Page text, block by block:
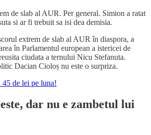
de slab al AUR. Per general. Simion a ratat
si ar fi trebuit sa isi dea demisia.
extrem de slab al AUR în diaspora, a
în Parlamentul european a istericei de
ciudata a ternului Nicu Stefanuta.
Dacian Cioloș nu este o surpriza.
45 de lei pe luna!
dar nu e zambetul lui